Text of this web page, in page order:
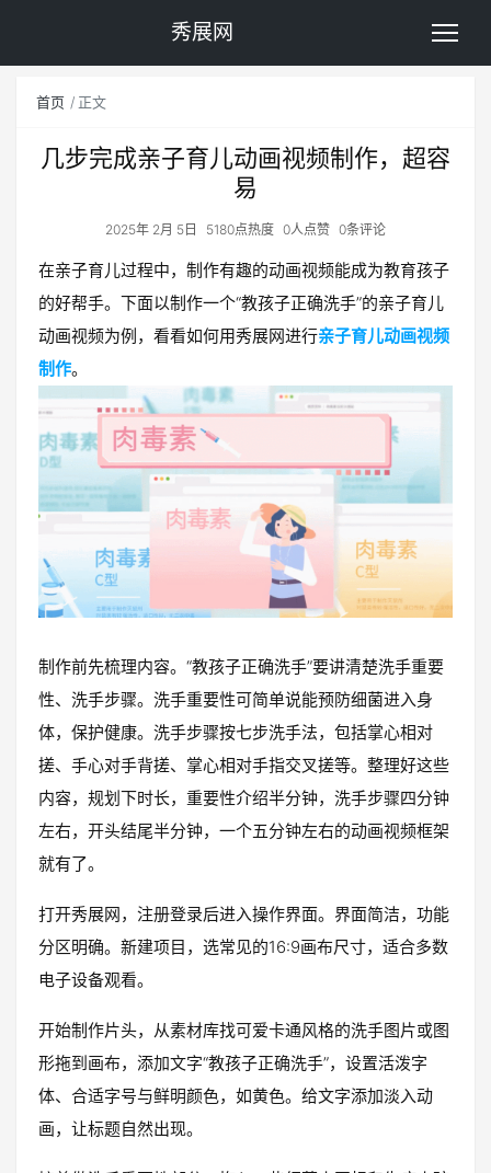
秀展网
首页 正文
几步完成亲子育儿动画视频制作，超容
易
2025年 2月 5日 5180点热度 0人点赞 0条评论
在亲子育儿过程中，制作有趣的动画视频能成为教育孩子
的好帮手。下面以制作一个“教孩子正确洗手”的亲子育儿
动画视频为例，看看如何用秀展网进行亲子育儿动画视频
制作。
制作前先梳理内容。“教孩子正确洗手”要讲清楚洗手重要
性、洗手步骤。洗手重要性可简单说能预防细菌进入身
体，保护健康。洗手步骤按七步洗手法，包括掌心相对
搓、手心对手背搓、掌心相对手指交叉搓等。整理好这些
内容，规划下时长，重要性介绍半分钟，洗手步骤四分钟
左右，开头结尾半分钟，一个五分钟左右的动画视频框架
就有了。
打开秀展网，注册登录后进入操作界面。界面简洁，功能
分区明确。新建项目，选常见的16:9画布尺寸，适合多数
电子设备观看。
开始制作片头，从素材库找可爱卡通风格的洗手图片或图
形拖到画布，添加文字“教孩子正确洗手”，设置活泼字
体、合适字号与鲜明颜色，如黄色。给文字添加淡入动
画，让标题自然出现。